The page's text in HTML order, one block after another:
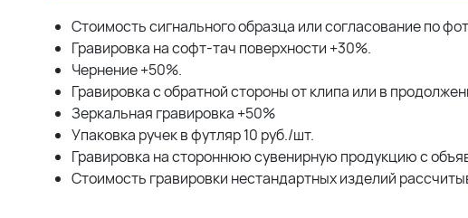
Стоимость сигнального образца или согласование по
Гравировка на софт-тач поверхности +30%.
Чернение +50%.
Гравировка с обратной стороны от клипа или в
Зеркальная гравировка +50%
Упаковка ручек в футляр 10 руб./шт.
Гравировка на стороннюю сувенирную продукцию с
Стоимость гравировки нестандартных изделий